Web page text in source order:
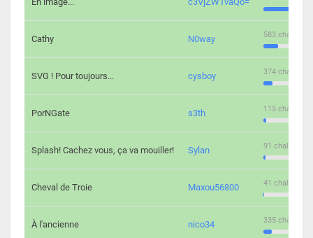
Cathy N0way 583
SVG ! Pour toujours... cysboy 374
PorNGate s3th 115
Splash! Cachez vous, ça va mouiller! Sylan 91
Cheval de Troie Maxou56800 41
À l'ancienne nico34 335